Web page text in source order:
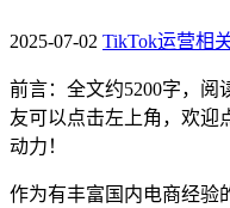
2025-07-02 TikTok运营相
前言：全文约5200字，阅
友可以点击左上角，欢迎
动力！
作为有丰富国内电商经验